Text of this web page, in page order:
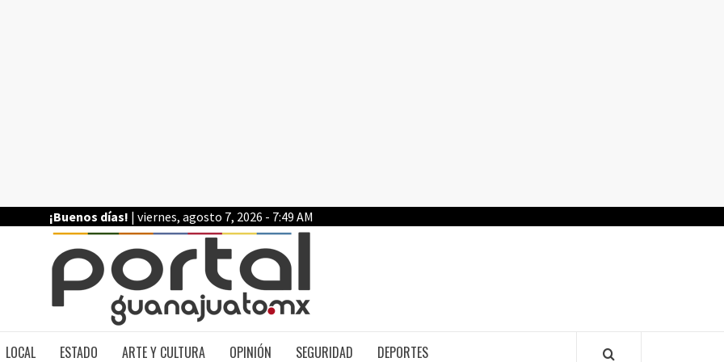
¡Buenos días! | viernes, agosto 7, 2026 - 7:49 AM
LOCAL ESTADO ARTE Y CULTURA OPINIÓN SEGURIDAD DEPORTES